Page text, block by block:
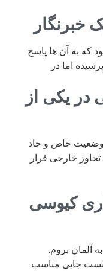
خبرنگار
که به آن ها پاسخ
اما در
در یکی از
وضعیت خاص و حاد
خارجی قرار
کیوسی
آلمان بروم.
جایی مناسب